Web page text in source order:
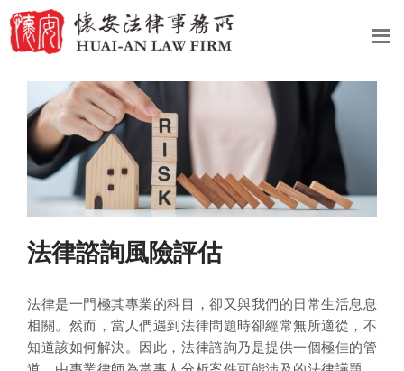
法律諮詢風險評估
法律是一門極其專業的科目，卻又與我們的日常生活息息
相關。然而，當人們遇到法律問題時卻經常無所適從，不
知道該如何解決。因此，法律諮詢乃是提供一個極佳的管